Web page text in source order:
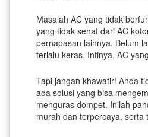
Masalah AC yang tidak
yang tidak sehat dari AC
pernapasan lainnya. Belum
terlalu keras. Intinya, AC
Tapi jangan khawatir! Anda
ada solusi yang bisa
menguras dompet. Inilah
murah dan terpercaya, serta